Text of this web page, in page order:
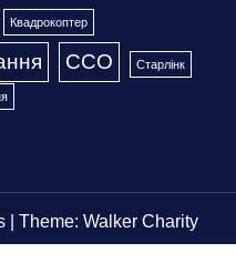
Квадрокоптер
ССО Старлінк
Theme: Walker Charity